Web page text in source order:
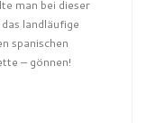
man bei dieser
landläufige
spanischen
– gönnen!